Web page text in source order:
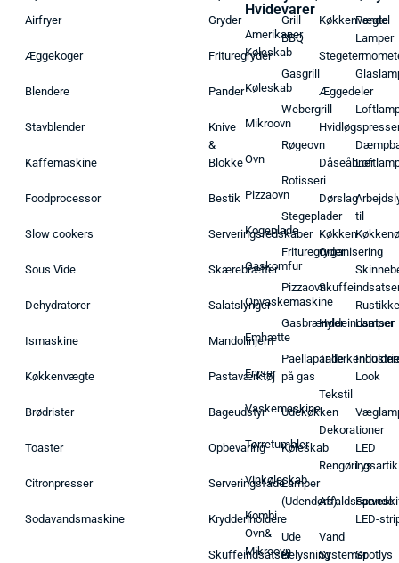
Airfryer
Æggekoger
Blendere
Stavblender
Kaffemaskine
Foodprocessor
Slow cookers
Sous Vide
Dehydratorer
Ismaskine
Køkkenvægte
Brødrister
Toaster
Citronpresser
Sodavandsmaskine
Gryder
Frituregryder
Pander
Knive
&
Blokke
Bestik
Serveringsredskaber
Skærebrætter
Salatslynger
Mandolinjern
Pastaværktøj
Bageudstyr
Opbevaring
Serveringsfade
Krydderiholdere
Skuffeindsatser
Hvidevarer
Amerikaner
Køleskab
Køleskab
Mikroovn
Ovn
Pizzaovn
Kogeplade
Gaskomfur
Opvaskemaskine
Emhætte
Fryser
Vaskemaskine
Tørretumbler
Vinkøleskab
Kombi
Ovn&
Mikroovn
Grill
BBQ
Gasgrill
Webergrill
Røgeovn
Rotisseri
Stegeplader
Frituregryder
Pizzaovn
Gasbrænder
Paellapande
på gas
Udekøkken
Køleskab
Lamper
(Udendørs)
Ude
Belysning
Køkkenvægte
Æggedeler
Dåseåbner
Dørslag
Køkken
Organisering
Hyldeindsatser
Tekstil
Dekorationer
Affaldsspande
Vand
Systemer
Pendel
Lamper
til
Rustikke
Lamper
Look
LED
Lys
LED-
Spotlys